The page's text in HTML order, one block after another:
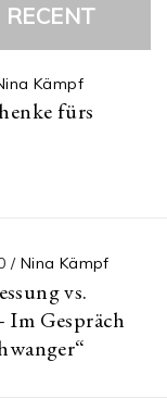
RECENT
Kämpf
fürs
/ Nina Kämpf
vs.
Im Gespräch